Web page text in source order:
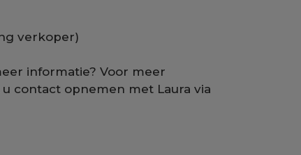
verkoper)
informatie? Voor meer
contact opnemen met Laura via